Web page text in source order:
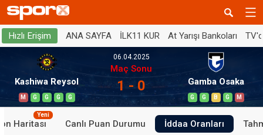
Hızlı Erişim ANA SAYFA İLK11 KUR At Yarışı Bankoları
Kashiwa Reysol
M G G G G
06.04.2025
Maç Sonu
1 - 0 Gamba Osaka
G G B G M
Haritası
Yeni
Canlı Puan Durumu İddaa Oranları